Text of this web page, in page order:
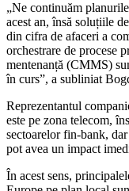
„Ne continuăm
acest an, însă soluțiile
din cifra de afaceri a
orchestrare de procese
mentenanță (CMMS)
în curs”, a subliniat
Reprezentantul
este pe zona telecom,
sectoarelor fin-bank,
pot avea un impact
În acest sens,